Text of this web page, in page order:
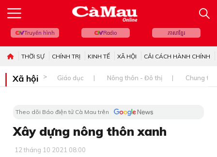
Truyền hình Radio ភាសាខ្មែរ
THỜI SỰ CHÍNH TRỊ KINH TẾ XÃ HỘI CẢI CÁCH HÀNH CHÍNH
Xã hội Giáo dục Nông thôn - Đô thị Chung
Theo dõi Báo điện tử Cà Mau trên
Xây dựng nông thôn xanh
12 tháng 10 2021 08:00